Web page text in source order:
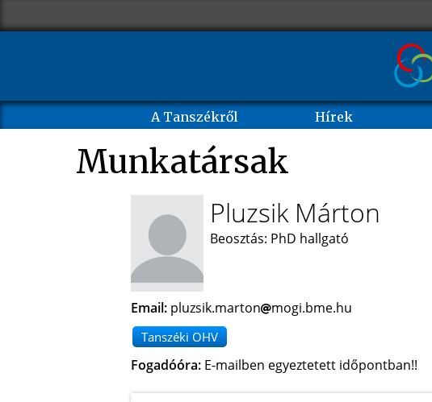
A Tanszékről Hírek
Munkatársak
Pluzsik Márton
Beosztás: PhD hallgató
Email: pluzsik.marton mogi.bme.hu
Tanszéki OHV
Fogadóóra: E-mailben egyeztetett időpontban!!